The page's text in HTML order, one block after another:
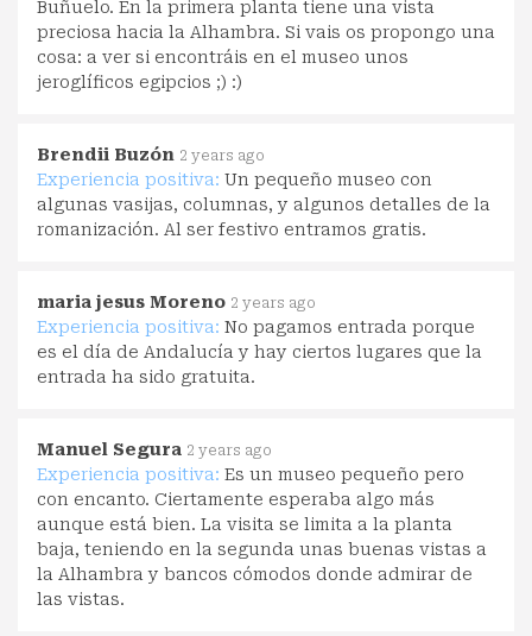
Buñuelo. En la primera planta tiene una vista
preciosa hacia la Alhambra. Si vais os propongo una
cosa: a ver si encontráis en el museo unos
jeroglíficos egipcios ;) :)
Brendii Buzón 2 years ago
Experiencia positiva: Un pequeño museo con
algunas vasijas, columnas, y algunos detalles de la
romanización. Al ser festivo entramos gratis.
maria jesus Moreno 2 years ago
Experiencia positiva: No pagamos entrada porque
es el día de Andalucía y hay ciertos lugares que la
entrada ha sido gratuita.
Manuel Segura 2 years ago
Experiencia positiva: Es un museo pequeño pero
con encanto. Ciertamente esperaba algo más
aunque está bien. La visita se limita a la planta
baja, teniendo en la segunda unas buenas vistas a
la Alhambra y bancos cómodos donde admirar de
las vistas.